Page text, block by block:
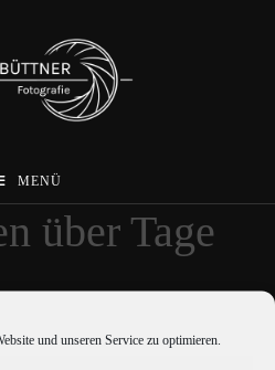
und unseren Service zu optimieren.
MENÜ
über Tage